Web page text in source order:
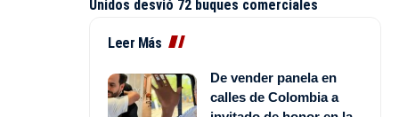
Unidos desvió 72 buques comerciales
Leer Más
De vender panela en
calles de Colombia a